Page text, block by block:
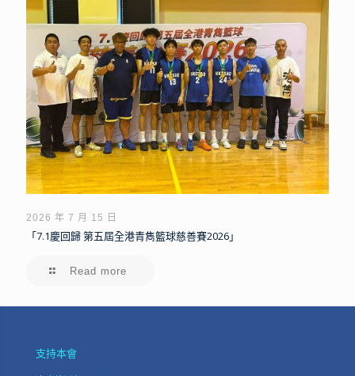
2026 年 7 月 15 日
「7.1慶回歸 第五屆全港青雋籃球慈善賽2026」
Read more
支持本會